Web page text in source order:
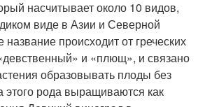
насчитывает около 10 видов,
виде в Азии и Северной
происходит от греческих
и «плющ», и связано
образовывать плоды без
рода выращиваются как